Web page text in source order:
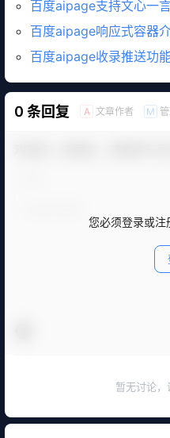
百度aipage支持文心一
百度aipage响应式容器
百度aipage收录推送功
0 条回复 A 文章作者 M
您必须登录或注
暂无讨论